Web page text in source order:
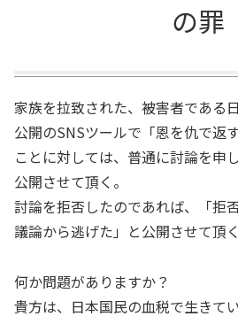
の罪
家族を拉致された、被害者である
公開のSNSツールで「恩を仇で返
ことに対しては、普通に討論を申
公開させて頂く。
討論を拒否したのであれば、「拒
議論から逃げた」と公開させて頂く
何か問題がありますか？
貴方は、日本国民の血税で生きてい